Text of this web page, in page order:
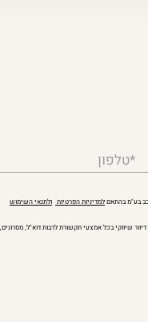
*טלפון
בע"מ בהתאםלמדיניות הפרטיות ולתנאי השימוש
שיווקי בכל אמצעי תקשורת לרבות דוא"ל,